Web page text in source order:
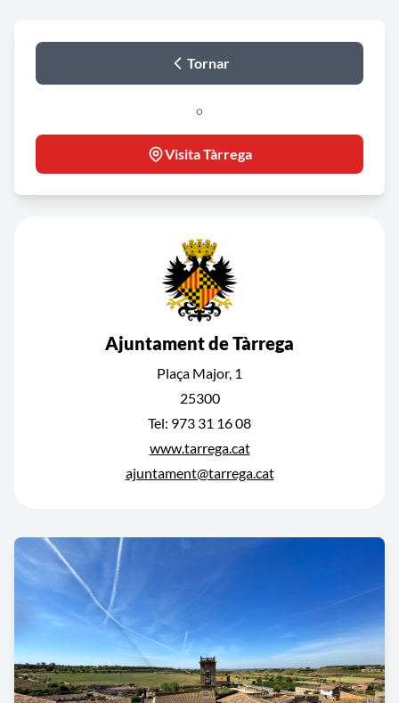
Tornar
o
Visita Tàrrega
Ajuntament de Tàrrega
Plaça Major, 1
25300
Tel: 973 31 16 08
www.tarrega.cat
ajuntament@tarrega.cat